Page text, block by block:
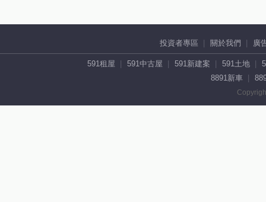
投資者專區 關於我們 廣
591租屋 591中古屋 591新建案 591土地
8891新車